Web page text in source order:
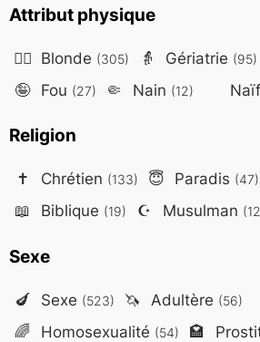
Attribut physique
👱‍♀️ Blonde (305) 👵 Gériatrie (95)
🤪 Fou (27) 🤏 Nain (12)
Religion
✝️ Chrétien (133) 😇 Paradis (47)
📖 Biblique (19) ☪️ Musulman
Sexe
🍆 Sexe (523) 🦄 Adultère (56)
🌈 Homosexualité (54) 🏩